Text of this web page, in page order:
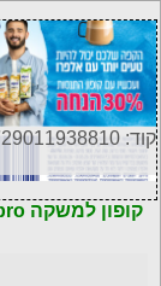
קוד: 729011938810
קופון למשקה Alpro